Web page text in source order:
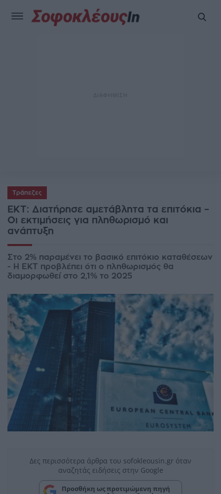
Τράπεζες
EKT: Διατήρησε αμετάβλητα τα επιτόκια –
Οι εκτιμήσεις για πληθωρισμό και
ανάπτυξη
Στο 2% παραμένει το βασικό επιτόκιο καταθέσεων
- Η ΕΚΤ προβλέπει ότι ο πληθωρισμός θα
διαμορφωθεί στο 2,1% το 2025
Δες περισσότερα άρθρα του sofokleousin.gr όταν
αναζητάς ειδήσεις στην Google
Προσθήκη ως προτιμώμενη πηγή